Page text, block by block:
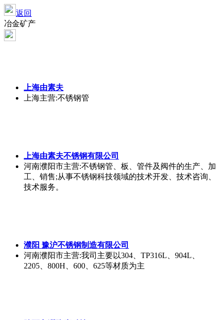
返回
冶金矿产
上海由素夫
上海主营:不锈钢管
上海由素夫不锈钢有限公司
河南濮阳市主营:不锈钢管、板、管件及阀件的生产、加
工、销售;从事不锈钢科技领域的技术开发、技术咨询、
技术服务。
濮阳 豫沪不锈钢制造有限公司
河南濮阳市主营:我司主要以304、TP316L、904L、
2205、800H、600、625等材质为主